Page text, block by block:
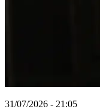
31/07/2026 - 21:05